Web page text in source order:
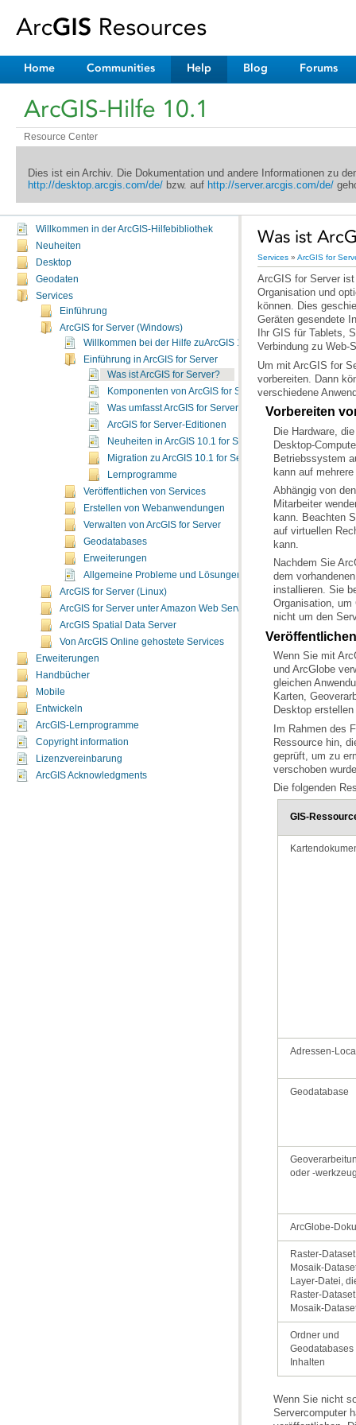
Home Communities Help Blog Forums
ArcGIS-Hilfe 10.1
Resource Center
Dies ist ein Archiv. Die Dokumentation und andere Informationen zu
http://desktop.arcgis.com/de/bzw. auf http://server.arcgis.com/de/
Willkommen in der ArcGIS-Hilfebibliothek
Neuheiten
Desktop
Geodaten
Services
Einführung
ArcGIS for Server (Windows)
Willkommen bei der Hilfe zuArcGIS 10.1 for Server (Windows).
Einführung in ArcGIS for Server
Was ist ArcGIS for Server?
Komponenten von ArcGIS for Server
Was umfasst ArcGIS for Server?
ArcGIS for Server-Editionen
Neuheiten in ArcGIS 10.1 for Server
Migration zu ArcGIS 10.1 for Server
Lernprogramme
Veröffentlichen von Services
Erstellen von Webanwendungen
Verwalten von ArcGIS for Server
Geodatabases
Erweiterungen
Allgemeine Probleme und Lösungen
ArcGIS for Server (Linux)
ArcGIS for Server unter Amazon Web Services
ArcGIS Spatial Data Server
Von ArcGIS Online gehostete Services
Erweiterungen
Handbücher
Mobile
Entwickeln
ArcGIS-Lernprogramme
Copyright information
Lizenzvereinbarung
ArcGIS Acknowledgments
Was ist
Services » ArcGIS for
ArcGIS for Server
Geräten gesendete
Verbindung zu Web-
Um mit ArcGIS for
verschiedene
Vorbereiten
Desktop-
Betriebssystem
kann auf
kann. Beachten
kann.
Nachdem Sie
dem
installieren. Sie
nicht um den
Wenn Sie mit
gleichen
Karten,
Desktop
verschoben
Die folgenden
GIS-
Adressen-
Geodatabase
oder -
ArcGlobe-
Mosaik-
Inhalten